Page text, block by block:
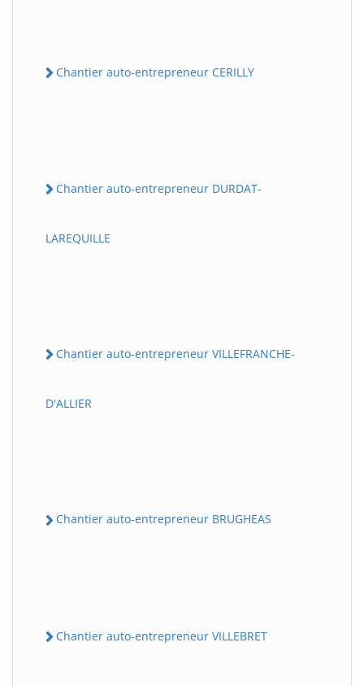
Chantier auto-entrepreneur CERILLY
Chantier auto-entrepreneur DURDAT-
LAREQUILLE
Chantier auto-entrepreneur VILLEFRANCHE-
D'ALLIER
Chantier auto-entrepreneur BRUGHEAS
Chantier auto-entrepreneur VILLEBRET